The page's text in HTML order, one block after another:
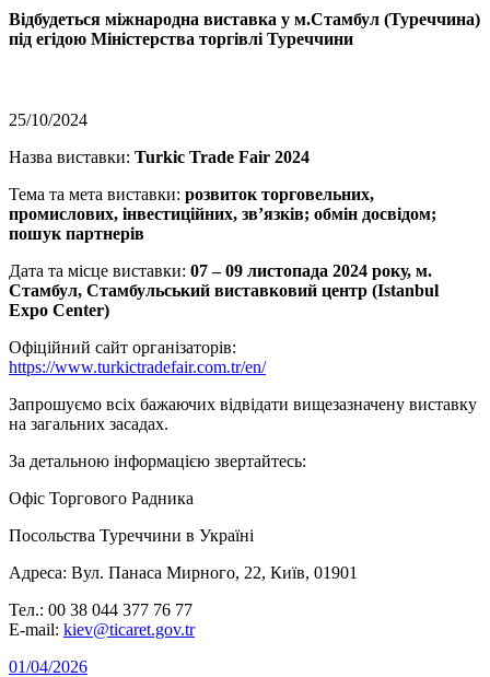
Відбудеться міжнародна виставка у м.Стамбул (Туреччина)
під егідою Міністерства торгівлі Туреччини
25/10/2024
Назва виставки: Turkic Trade Fair 2024
Тема та мета виставки: розвиток торговельних,
промислових, інвестиційних, зв’язків; обмін досвідом;
пошук партнерів
Дата та місце виставки: 07– 09 листопада 2024 року, м.
Стамбул, Стамбульський виставковий центр (Istanbul
Expo Center)
Офіційний сайт організаторів:
https://www.turkictradefair.com.tr/en/
Запрошуємо всіх бажаючих відвідати вищезазначену виставку
на загальних засадах.
За детальною інформацією звертайтесь:
Офіс Торгового Радника
Посольства Туреччини в Україні
Aдреса: Вул. Панаса Мирного, 22, Київ, 01901
Тел.: 00 38 044 377 76 77
E-mail: kiev@ticaret.gov.tr
01/04/2026